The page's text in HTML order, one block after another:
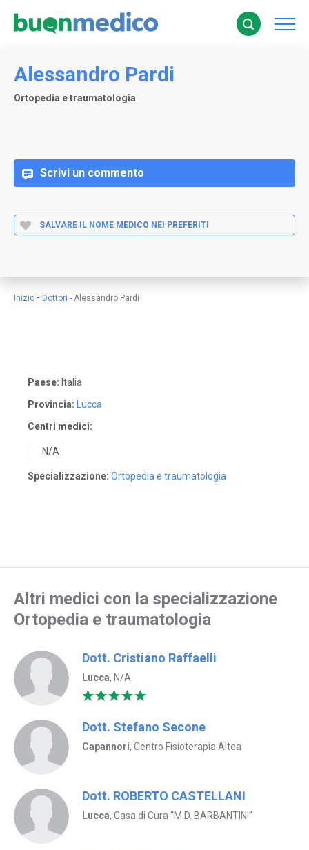
Alessandro Pardi
Ortopedia e traumatologia
Scrivi un commento
SALVARE IL NOME MEDICO NEI PREFERITI
Inizio - Dottori - Alessandro Pardi
Paese: Italia
Provincia:
Lucca
Centri medici:
N/A
Specializzazione: Ortopedia e traumatologia
Altri medici con la specializzazione
Ortopedia e traumatologia
Dott. Cristiano Raffaelli
Lucca, N/A
Dott. Stefano Secone
Capannori, Centro Fisioterapia Altea
Dott. ROBERTO CASTELLANI
Lucca, Casa di Cura “M.D. BARBANTINI”